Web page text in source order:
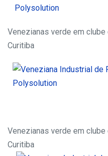
Venezianas verde em
Curitiba
Venezianas verde em
Curitiba